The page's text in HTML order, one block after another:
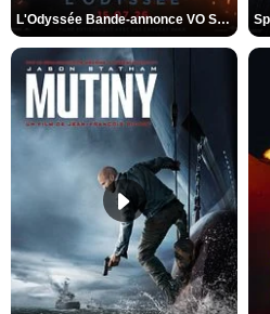
L'Odyssée Bande-annonce VO STFR